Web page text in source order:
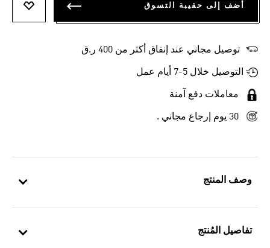
وصف المنتج
تفاصيل المُنتج
أضف إلى حقيبة التسوق
توصيل مجاني عند إنفاق أكثر من 400 ر.ق
التوصيل خلال 5-7 أيام عمل
معاملات دفع آمنة